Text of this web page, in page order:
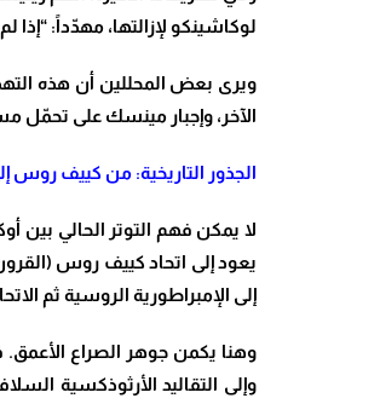
لوكاشينكو لإزالتها، مهدّداً:
ويرى بعض المحللين أن هذه
الآخر، وإجبار مينسك على تحمّل
الجذور التاريخية: من كييف روس
لا يمكن فهم التوتر الحالي بين
إلى الإمبراطورية الروسية ثم
وهنا يكمن جوهر الصراع
وإلى التقاليد الأرثوذكسية